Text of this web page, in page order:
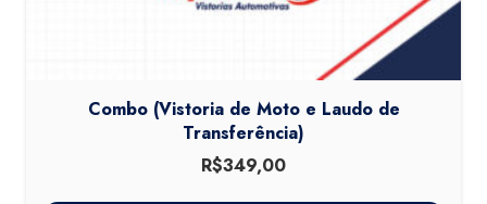
Combo (Vistoria de Moto e Laudo de
Transferência)
R$349,00